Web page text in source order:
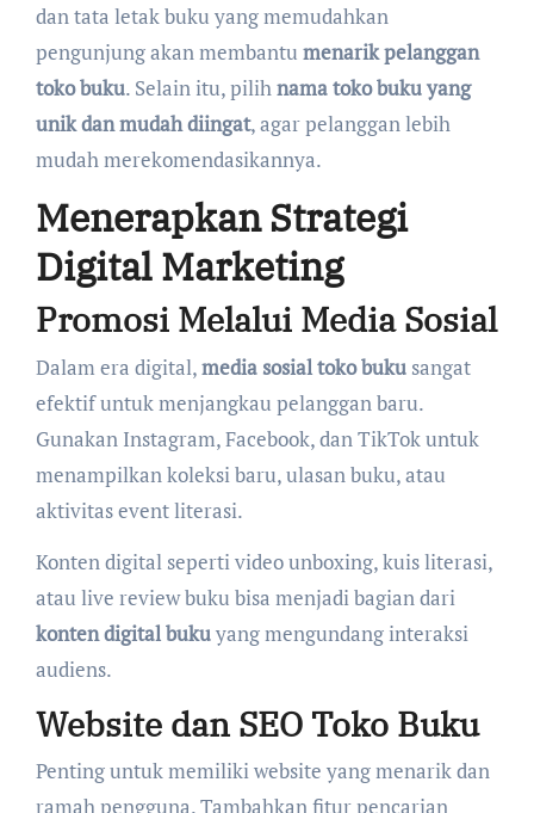
dan tata letak buku yang memudahkan
pengunjung akan membantu menarik pelanggan
toko buku. Selain itu, pilih nama toko buku yang
unik dan mudah diingat, agar pelanggan lebih
mudah merekomendasikannya.
Menerapkan Strategi
Digital Marketing
Promosi Melalui Media Sosial
Dalam era digital,media sosial toko bukusangat
efektif untuk menjangkau pelanggan baru.
Gunakan Instagram, Facebook, dan TikTok untuk
menampilkan koleksi baru, ulasan buku, atau
aktivitas event literasi.
Konten digital seperti video unboxing, kuis literasi,
atau live review buku bisa menjadi bagian dari
konten digital bukuyang mengundang interaksi
audiens.
Website dan SEO Toko Buku
Penting untuk memiliki website yang menarik dan
ramah pengguna. Tambahkan fitur pencarian